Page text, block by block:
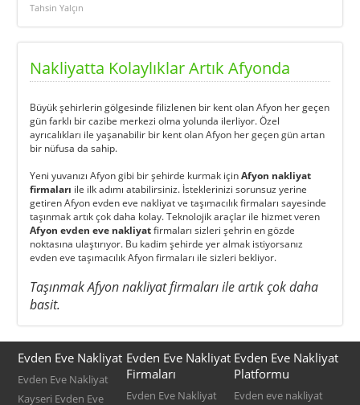
Tahsin Yalçın
Nakliyatta Kolaylıklar Artık Afyonda
Büyük şehirlerin gölgesinde filizlenen bir kent olan Afyon her geçen
gün farklı bir cazibe merkezi olma yolunda ilerliyor. Özel
ayrıcalıkları ile yaşanabilir bir kent olan Afyon her geçen gün artan
bir nüfusa da sahip.
Yeni yuvanızı Afyon gibi bir şehirde kurmak içinAfyon nakliyat
firmaları ile ilk adımı atabilirsiniz. İsteklerinizi sorunsuz yerine
getirenAfyon evden eve nakliyat ve taşımacılık firmaları sayesinde
taşınmak artık çok daha kolay. Teknolojik araçlar ile hizmet veren
Afyon evden eve nakliyatfirmaları sizleri şehrin en gözde
noktasına ulaştırıyor. Bu kadim şehirde yer almak istiyorsanız
evden eve taşımacılık Afyon firmaları ile sizleri bekliyor.
Taşınmak Afyon nakliyat firmaları ile artık çok daha
basit.
Evden Eve Nakliyat
Evden Eve Nakliyat
Kayseri Evden Eve
Evden Eve Nakliyat
Firmaları
Evden Eve Nakliyat
Evden Eve Nakliyat
Platformu
Evden eve nakliyat